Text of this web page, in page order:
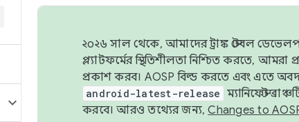
২০২৬ সাল থেকে, আমাদের ট্রাঙ্ক স্টেবল
প্ল্যাটফর্মের স্থিতিশীলতা নিশ্চিত করতে,
প্রকাশ করব। AOSP বিল্ড করতে এবং এতে
android-latest-release ম্যানিফেস্ট
করবে। আরও তথ্যের জন্য,Changes to